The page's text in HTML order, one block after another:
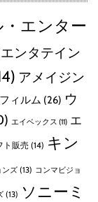
エンター
ンタテイン
アメイジン
ィルム (26) ウ
エイベックス (11) エ
ト販売 (14) キン
ンズ (13) コンマビジョ
(13) ソニーミ